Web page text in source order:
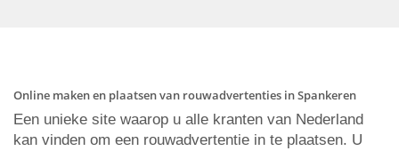
Online maken en plaatsen van rouwadvertenties in Spankeren
Een unieke site waarop u alle kranten van Nederland
kan vinden om een rouwadvertentie in te plaatsen. U